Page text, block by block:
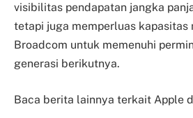
visibilitas pendapatan jangka
tetapi juga memperluas kapasitas
Broadcom untuk memenuhi
generasi berikutnya.
Baca berita lainnya terkait Apple